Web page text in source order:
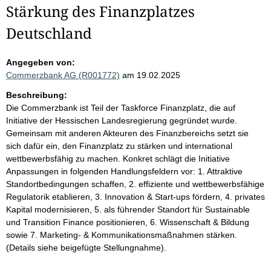
Stärkung des Finanzplatzes
Deutschland
Angegeben von:
Commerzbank AG (R001772) am 19.02.2025
Beschreibung:
Die Commerzbank ist Teil der Taskforce Finanzplatz, die auf
Initiative der Hessischen Landesregierung gegründet wurde.
Gemeinsam mit anderen Akteuren des Finanzbereichs setzt sie
sich dafür ein, den Finanzplatz zu stärken und international
wettbewerbsfähig zu machen. Konkret schlägt die Initiative
Anpassungen in folgenden Handlungsfeldern vor: 1. Attraktive
Standortbedingungen schaffen, 2. effiziente und wettbewerbsfähige
Regulatorik etablieren, 3. Innovation & Start-ups fördern, 4. privates
Kapital modernisieren, 5. als führender Standort für Sustainable
und Transition Finance positionieren, 6. Wissenschaft & Bildung
sowie 7. Marketing- & Kommunikationsmaßnahmen stärken.
(Details siehe beigefügte Stellungnahme).